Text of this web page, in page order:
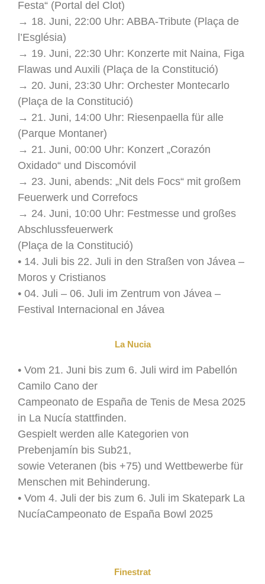
Festa“ (Portal del Clot)
→ 18. Juni, 22:00 Uhr: ABBA-Tribute (Plaça de
l’Església)
→ 19. Juni, 22:30 Uhr: Konzerte mit Naina, Figa
Flawas und Auxili (Plaça de la Constitució)
→ 20. Juni, 23:30 Uhr: Orchester Montecarlo
(Plaça de la Constitució)
→ 21. Juni, 14:00 Uhr: Riesenpaella für alle
(Parque Montaner)
→ 21. Juni, 00:00 Uhr: Konzert „Corazón
Oxidado“ und Discomóvil
→ 23. Juni, abends: „Nit dels Focs“ mit großem
Feuerwerk und Correfocs
→ 24. Juni, 10:00 Uhr: Festmesse und großes
Abschlussfeuerwerk
(Plaça de la Constitució)
• 14. Juli bis 22. Juli in den Straßen von Jávea –
Moros y Cristianos
• 04. Juli – 06. Juli im Zentrum von Jávea –
Festival Internacional en Jávea
La Nucia
• Vom 21. Juni bis zum 6. Juli wird im Pabellón
Camilo Cano der
Campeonato de España de Tenis de Mesa 2025
in La Nucía stattfinden.
Gespielt werden alle Kategorien von
Prebenjamín bis Sub21,
sowie Veteranen (bis +75) und Wettbewerbe für
Menschen mit Behinderung.
• Vom 4. Juli der bis zum 6. Juli im Skatepark La
NucíaCampeonato de España Bowl 2025
Finestrat